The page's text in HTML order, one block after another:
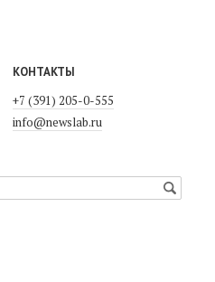
КОНТАКТЫ
+7 (391) 205-0-555
info@newslab.ru